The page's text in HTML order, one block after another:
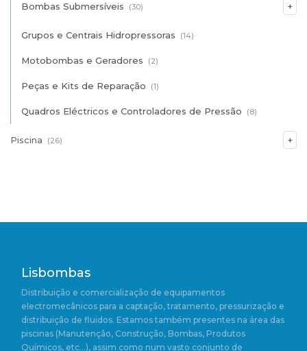
Bombas Submersíveis (30)
Grupos e Centrais Hidropressoras (14)
Motobombas e Geradores (2)
Peças e Kits de Reparação (1)
Quadros Eléctricos e Controladores de Pressão (8)
Piscina (26)
Lisbombas
Distribuição e comercialização de equipamentos
electromecânicos para a captação, tratamento, pressurização e
distribuição de fluidos. Estamos também presentes na área das
piscinas (Manutenção, Construção, Bombas, Produtos
Químicos, etc…), assim como num vasto conjunto de